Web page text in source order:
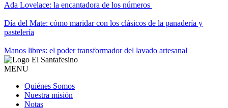
Ada Lovelace: la encantadora de los números
Día del Mate: cómo maridar con los clásicos de la panadería y
pastelería
Manos libres: el poder transformador del lavado artesanal
MENU
Quiénes Somos
Nuestra misión
Notas